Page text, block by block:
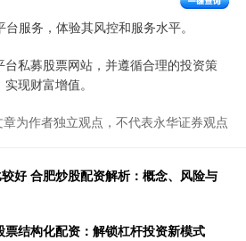
服务，体验其风控和服务水平。
私募股票网站，并遵循合理的投资策
现财富增值。
章为作者独立观点，不代表永华证券观点
好 合肥炒股配资解析：概念、风险与
票结构化配资：解锁杠杆投资新模式